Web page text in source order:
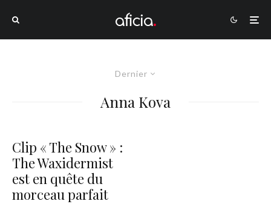
Dernier
Anna Kova
Clip « The Snow » :
The Waxidermist
est en quête du
morceau parfait